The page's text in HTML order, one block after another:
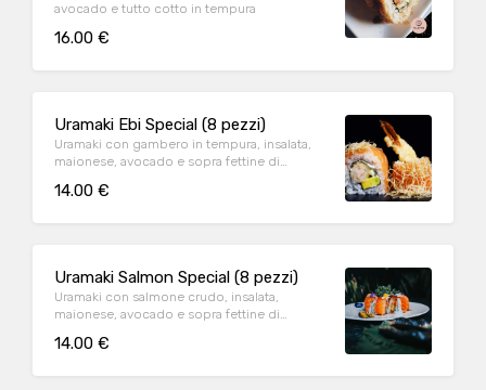
avocado e tutto cotto in tempura
16.00 €
Uramaki Ebi Special (8 pezzi)
Uramaki con gambero in tempura, insalata,
maionese, avocado e sopra fettine di
14.00 €
Uramaki Salmon Special (8 pezzi)
Uramaki con salmone crudo, insalata,
maionese, avocado e sopra fettine di
14.00 €